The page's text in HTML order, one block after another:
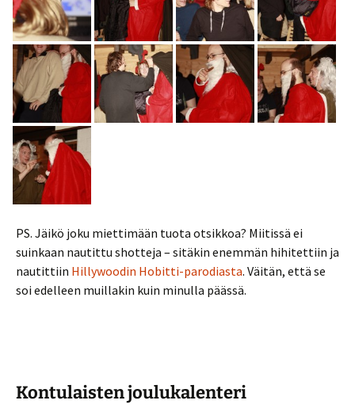
PS. Jäikö joku miettimään tuota otsikkoa? Miitissä ei
suinkaan nautittu shotteja – sitäkin enemmän hihitettiin ja
nautittiin Hillywoodin Hobitti-parodiasta. Väitän, että se
soi edelleen muillakin kuin minulla päässä.
Kontulaisten joulukalenteri